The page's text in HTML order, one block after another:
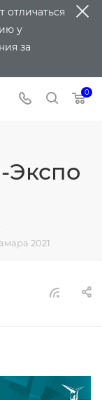
отличаться
у
за
0
Экспо
2021